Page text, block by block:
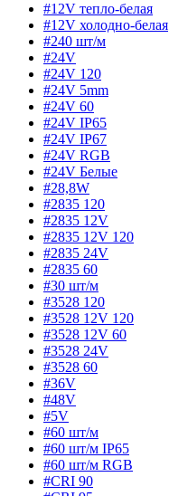
#12V тепло-белая
#12V холодно-белая
#240 шт/м
#24V
#24V 120
#24V 5mm
#24V 60
#24V IP65
#24V IP67
#24V RGB
#24V Белые
#28,8W
#2835 120
#2835 12V
#2835 12V 120
#2835 24V
#2835 60
#30 шт/м
#3528 120
#3528 12V 120
#3528 12V 60
#3528 24V
#3528 60
#36V
#48V
#5V
#60 шт/м
#60 шт/м IP65
#60 шт/м RGB
#CRI 90